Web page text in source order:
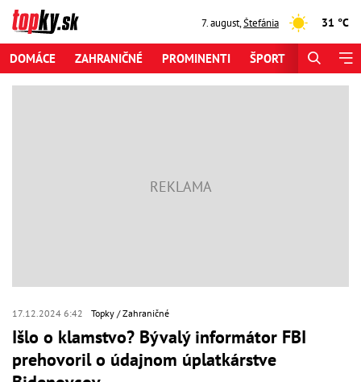
7. august,Štefánia 31 °C
DOMÁCE ZAHRANIČNÉ PROMINENTI ŠPORT
17.12.2024 6:42 Topky Zahraničné
Išlo o klamstvo? Bývalý informátor FBI
prehovoril o údajnom úplatkárstve